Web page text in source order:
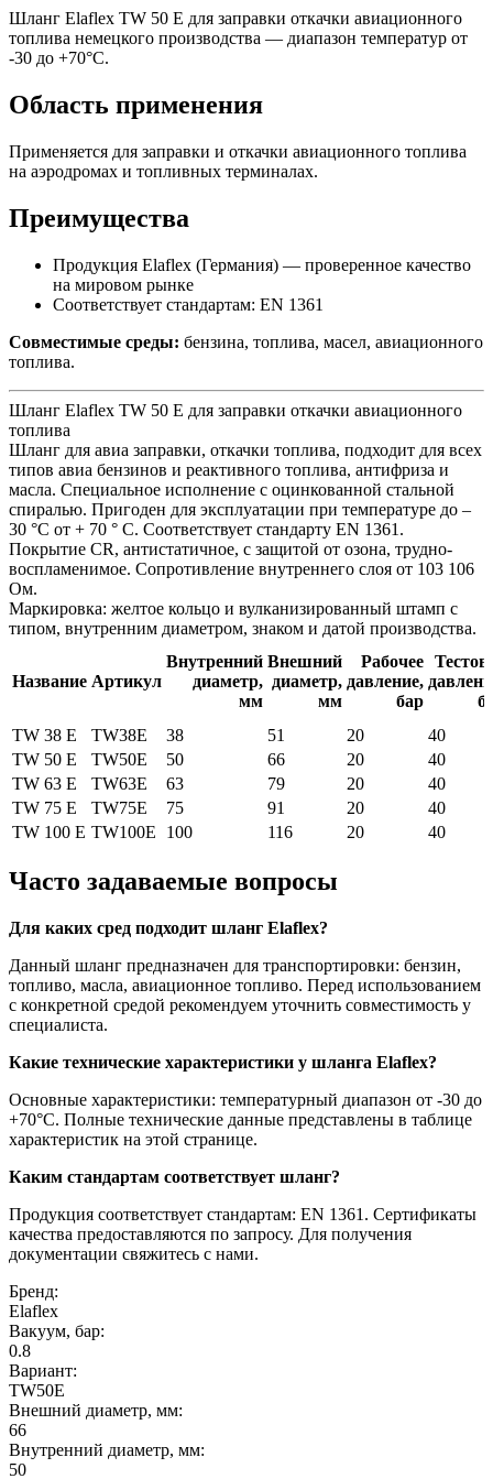
Шланг Elaflex TW 50 E для заправки откачки авиационного
топлива немецкого производства — диапазон температур от
-30 до +70°C.
Область применения
Применяется для заправки и откачки авиационного топлива
на аэродромах и топливных терминалах.
Преимущества
Продукция Elaflex (Германия) — проверенное качество
на мировом рынке
Соответствует стандартам: EN 1361
Совместимые среды: бензина, топлива, масел, авиационного
топлива.
Шланг Elaflex TW 50 E для заправки откачки авиационного
топлива
Шланг для авиа заправки, откачки топлива, подходит для всех
типов авиа бензинов и реактивного топлива, антифриза и
масла. Специальное исполнение с оцинкованной стальной
спиралью. Пригоден для эксплуатации при температуре до –
30 °С от + 70 ° C. Соответствует стандарту EN 1361.
Покрытие CR, антистатичное, с защитой от озона, трудно-
воспламенимое. Сопротивление внутреннего слоя от 103 106
Ом.
Маркировка: желтое кольцо и вулканизированный штамп с
типом, внутренним диаметром, знаком и датой производства.
Название Артикул
Внутренний
диаметр,
мм
Внешний
диаметр,
мм
Рабочее
давление,
бар
TW 38 E
TW38E 38 51 20
40
TW 50 E
TW50E 50 66 20
40
TW 63 E
TW63E 63 79 20
40
TW 75 E
TW75E 75 91 20
40
TW 100 E TW100E 100 116 20 40
Часто задаваемые вопросы
Для каких сред подходит шланг Elaflex?
Данный шланг предназначен для транспортировки: бензин,
топливо, масла, авиационное топливо. Перед использованием
с конкретной средой рекомендуем уточнить совместимость у
специалиста.
Какие технические характеристики у шланга Elaflex?
Основные характеристики: температурный диапазон от -30 до
+70°C. Полные технические данные представлены в таблице
характеристик на этой странице.
Каким стандартам соответствует шланг?
Продукция соответствует стандартам: EN 1361. Сертификаты
качества предоставляются по запросу. Для получения
документации свяжитесь с нами.
Бренд:
Elaflex
Вакуум, бар:
0.8
Вариант:
TW50E
Внешний диаметр, мм:
66
Внутренний диаметр, мм:
50